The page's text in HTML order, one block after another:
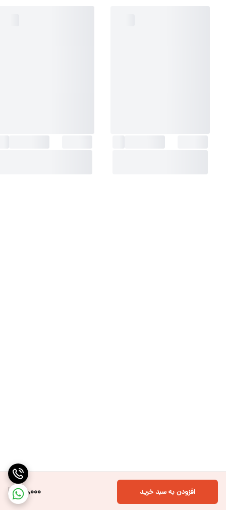
120,000 افزودن به سبد خرید